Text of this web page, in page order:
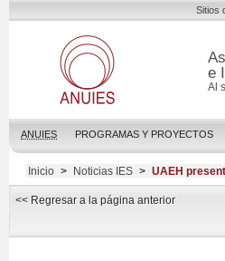
e
Al
ANUIES PROGRAMAS Y PROYECTOS
Sitios
Inicio > Noticias IES > UAEH
<< Regresar a la página anterior